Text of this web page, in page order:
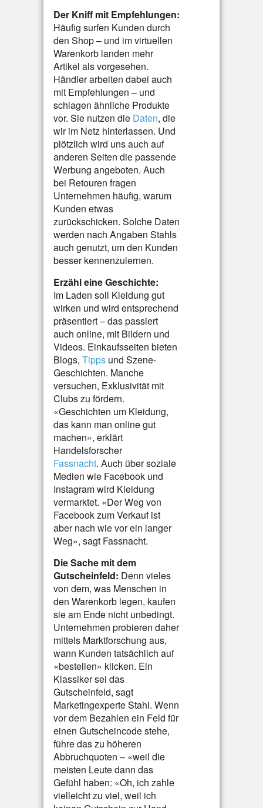
Der Kniff mit Empfehlungen:
Häufig surfen Kunden durch
den Shop – und im virtuellen
Warenkorb landen mehr
Artikel als vorgesehen.
Händler arbeiten dabei auch
mit Empfehlungen – und
schlagen ähnliche Produkte
vor. Sie nutzen die Daten, die
wir im Netz hinterlassen. Und
plötzlich wird uns auch auf
anderen Seiten die passende
Werbung angeboten. Auch
bei Retouren fragen
Unternehmen häufig, warum
Kunden etwas
zurückschicken. Solche Daten
werden nach Angaben Stahls
auch genutzt, um den Kunden
besser kennenzulernen.
Erzähl eine Geschichte:
Im Laden soll Kleidung gut
wirken und wird entsprechend
präsentiert – das passiert
auch online, mit Bildern und
Videos. Einkaufsseiten bieten
Blogs, Tipps und Szene-
Geschichten. Manche
versuchen, Exklusivität mit
Clubs zu fördern.
«Geschichten um Kleidung,
das kann man online gut
machen», erklärt
Handelsforscher
Fassnacht. Auch über soziale
Medien wie Facebook und
Instagram wird Kleidung
vermarktet. «Der Weg von
Facebook zum Verkauf ist
aber nach wie vor ein langer
Weg», sagt Fassnacht.
Die Sache mit dem
Gutscheinfeld: Denn vieles
von dem, was Menschen in
den Warenkorb legen, kaufen
sie am Ende nicht unbedingt.
Unternehmen probieren daher
mittels Marktforschung aus,
wann Kunden tatsächlich auf
«bestellen» klicken. Ein
Klassiker sei das
Gutscheinfeld, sagt
Marketingexperte Stahl. Wenn
vor dem Bezahlen ein Feld für
einen Gutscheincode stehe,
führe das zu höheren
Abbruchquoten – «weil die
meisten Leute dann das
Gefühl haben: «Oh, ich zahle
vielleicht zu viel, weil ich